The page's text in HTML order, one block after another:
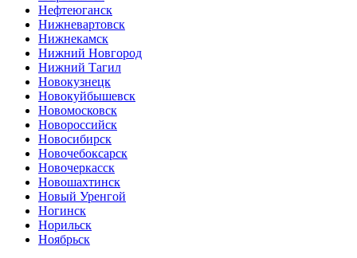
Нефтеюганск
Нижневартовск
Нижнекамск
Нижний Новгород
Нижний Тагил
Новокузнецк
Новокуйбышевск
Новомосковск
Новороссийск
Новосибирск
Новочебоксарск
Новочеркасск
Новошахтинск
Новый Уренгой
Ногинск
Норильск
Ноябрьск